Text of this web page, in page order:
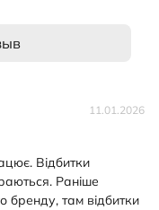
11.01.2026
Відбитки
Раніше
бренду, там відбитки